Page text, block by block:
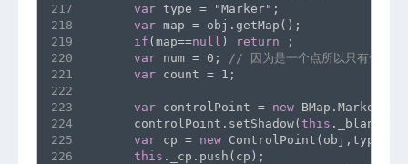
217
218
219
220
221
222
223
224
225
226
var type = "Marker";
var map = obj.getMap();
if (map==null ) return ;
var num = 0;
// 因为是一个点所以只有一个点
var count = 1;
var controlPoint = new
      controlPoint.setShadow(
this
var cp = new
this ._cp.push(cp);